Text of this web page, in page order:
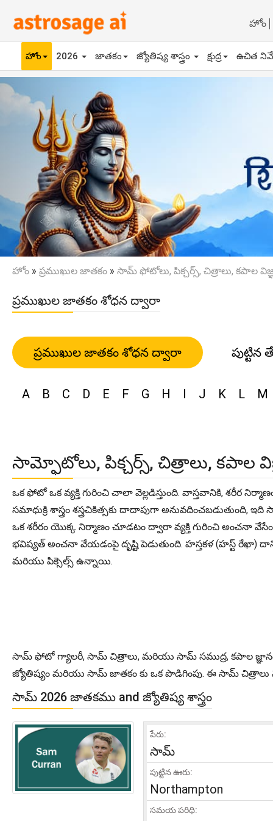
హోం
హోం 2026 జాతకం జ్యోతిష్య శాస్త్రం క్షుద్ర ఉచిత
Previous
హోం » ప్రముఖుల జాతకం » సామ్ ఫోటోలు, పిక్చర్స్, చిత్రాలు, కపాల
ప్రముఖుల జాతకం శోధన ద్వారా
ప్రముఖుల జాతకం శోధన ద్వారా పుట్టిన
A B C D E F G H I J K L M
సామ్ఫోటోలు, పిక్చర్స్, చిత్రాలు, కపాల
ఒక ఫోటో ఒక వ్యక్తి గురించి చాలా వెల్లడిస్తుంది. వాస్తవానికి, శరీర
సమాధుక్రి శాస్త్రం శస్త్రచికిత్సకు దాదాపుగా
ఒక శరీరం యొక్క నిర్మాణం చూడటం ద్వారా వ్యక్తి గురించి అంచనా
భవిష్యత్ అంచనా వేయడంపై దృష్టి పెడుతుంది. హస్తకళ (హస్ట్ రేఖా) దాని
మరియు పిక్సెల్స్ ఉన్నాయి.
సామ్ ఫోటో గ్యాలరీ, సామ్ చిత్రాలు, మరియు సామ్ సముద్ర, కపాల జ్ఞానం,
జ్యోతిష్యం మరియు సామ్ జాతకం కు ఒక పొడిగింపు. ఈ సామ్ చిత్రాలు
సామ్ 2026 జాతకము and జ్యోతిష్య శాస్త్రం
పేరు:
సామ్
పుట్టిన ఊరు:
Northampton
సమయ పరిధి: